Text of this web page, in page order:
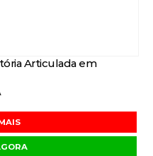
Articulada em